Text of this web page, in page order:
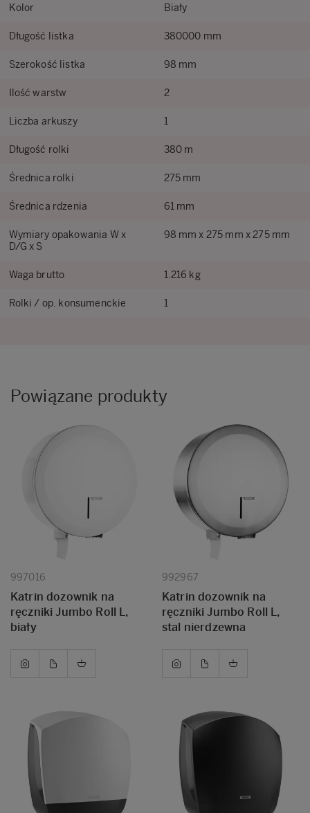
Kolor Biały
Długość listka 380000 mm
Szerokość listka 98 mm
Ilość warstw 2
Liczba arkuszy 1
Długość rolki 380 m
Średnica rolki 275 mm
Średnica rdzenia 61 mm
Wymiary opakowania W x
D/G x S
98 mm x 275 mm x 275 mm
Waga brutto 1.216 kg
Rolki / op. konsumenckie 1
Powiązane produkty
997016
Katrin dozownik na
ręczniki Jumbo Roll L,
biały
992967
Katrin dozownik na
ręczniki Jumbo Roll L,
stal nierdzewna